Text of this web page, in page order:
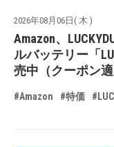
2026年08月06日( 木 )
Amazon、
ルバッテリー「
売中（クーポン適
#Amazon #特価